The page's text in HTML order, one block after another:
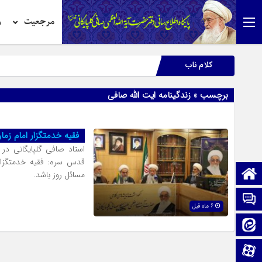
مرجعیت
صفحه نخست
تماس با ما
کلام ناب
برچسب » زندگینامه ایت الله صافی
فقیه خدمتگزار امام
استاد صافی گلپایگانی
قدس سره: فقیه
مسائل روز باشد.